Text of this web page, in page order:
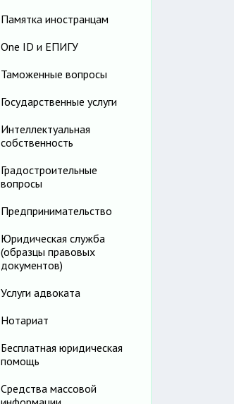
Памятка иностранцам
One ID и ЕПИГУ
Таможенные вопросы
Государственные услуги
Интеллектуальная
собственность
Градостроительные
вопросы
Предпринимательство
Юридическая служба
(образцы правовых
документов)
Услуги адвоката
Нотариат
Бесплатная юридическая
помощь
Средства массовой